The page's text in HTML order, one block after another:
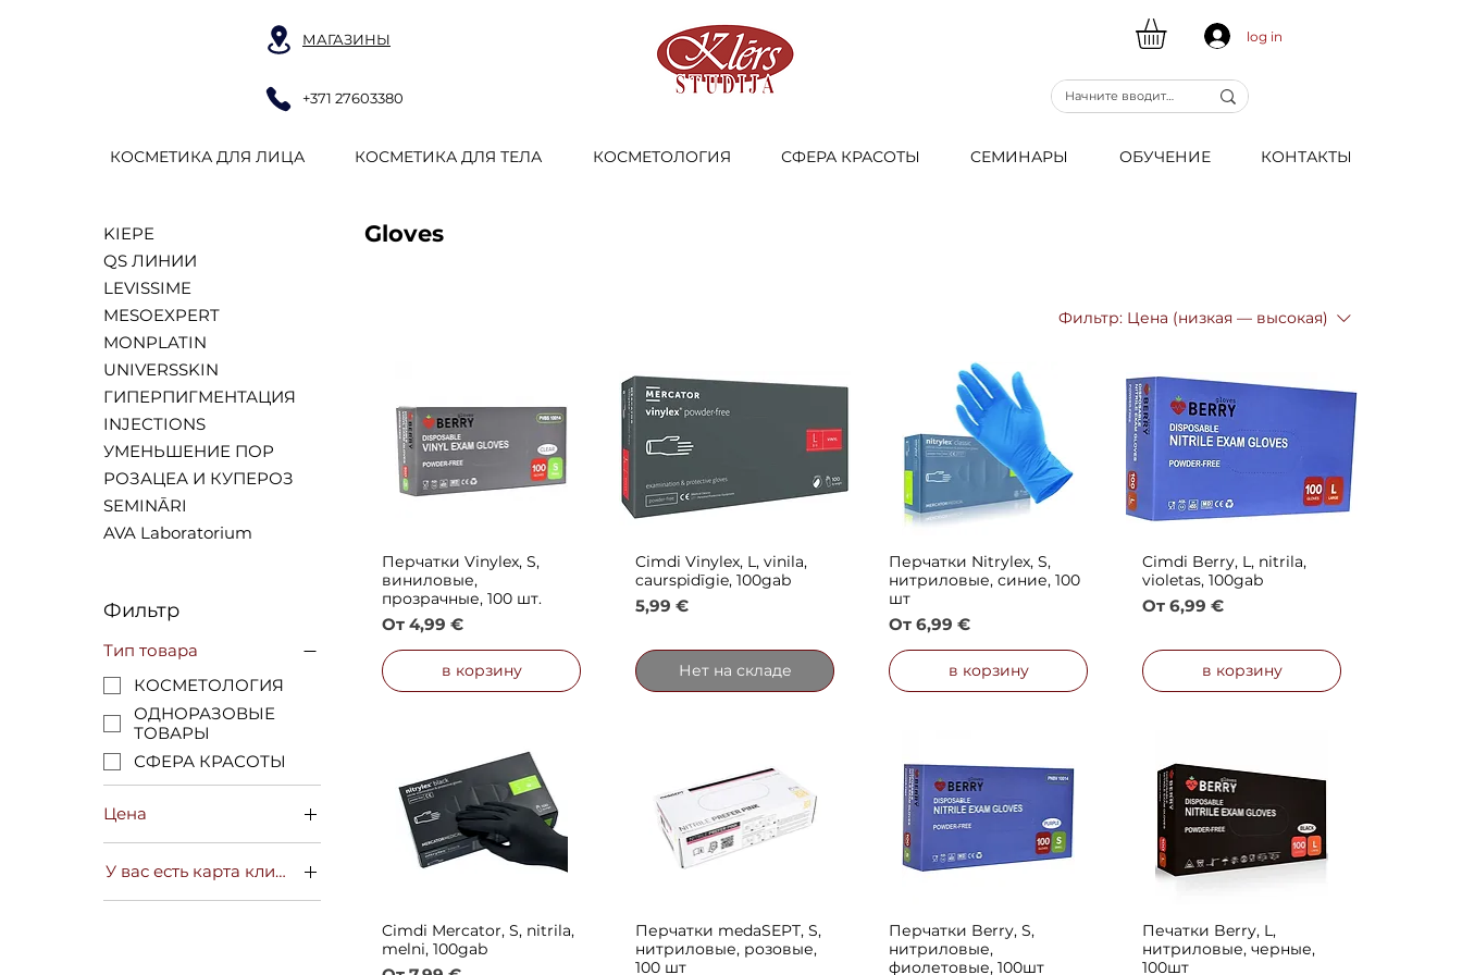
МАГАЗИНЫ
+371 27603380
log in
КОСМЕТИКА ДЛЯ ЛИЦА КОСМЕТИКА ДЛЯ ТЕЛА КОСМЕТОЛОГИЯ СФЕРА КРАСОТЫ CЕМИНАРЫ ОБУЧЕНИЕ КОНТАКТЫ
KIEPE
QS ЛИНИИ
LEVISSIME
MESOEXPERT
MONPLATIN
UNIVERSSKIN
ГИПЕРПИГМЕНТАЦИЯ
INJECTIONS
УМЕНЬШЕНИЕ ПОР
РОЗАЦЕА И КУПЕРОЗ
SEMINĀRI
AVA Laboratorium
Фильтр
Тип товара
КОСМЕТОЛОГИЯ
ОДНОРАЗОВЫЕ
ТОВАРЫ
СФЕРА КРАСОТЫ
Цена
5 € 9 €
У вас есть карта клиента?
ДА
Gloves
Фильтр: Цена (низкая — высокая)
Быстрый просмотр
Перчатки Vinylex, S,
виниловые,
прозрачные, 100 шт.
От 4,99 €
Цена со скидкой
в корзину
Быстрый просмотр
Cimdi Vinylex, L, vinila,
caurspidīgie, 100gab
Цена
5,99 €
Нет на складе
Быстрый просмотр
Перчатки Nitrylex, S,
нитриловые, синие, 100
шт
От 6,99 €
Цена со скидкой
в корзину
Быстрый просмотр
Cimdi Berry, L, nitrila,
violetas, 100gab
От 6,99 €
Цена со скидкой
в корзину
Быстрый просмотр
Cimdi Mercator, S, nitrila,
melni, 100gab
Быстрый просмотр
Перчатки medaSEPT, S,
нитриловые, розовые,
100 шт
Быстрый просмотр
Перчатки Berry, S,
нитриловые,
фиолетовые, 100шт
Быстрый просмотр
Печатки Berry, L,
нитриловые, черные,
100шт